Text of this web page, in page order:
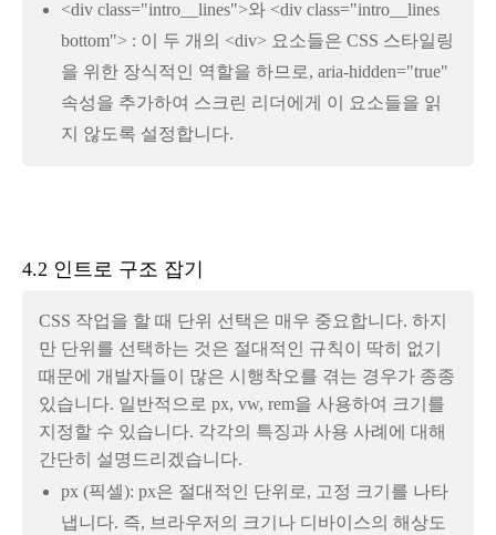
<div class="intro__lines">와 <div class="intro__lines
bottom"> : 이 두 개의 <div> 요소들은 CSS 스타일링
을 위한 장식적인 역할을 하므로, aria-hidden="true"
속성을 추가하여 스크린 리더에게 이 요소들을 읽
지 않도록 설정합니다.
4.2 인트로 구조 잡기
CSS 작업을 할 때 단위 선택은 매우 중요합니다. 하지
만 단위를 선택하는 것은 절대적인 규칙이 딱히 없기
때문에 개발자들이 많은 시행착오를 겪는 경우가 종종
있습니다. 일반적으로 px, vw, rem을 사용하여 크기를
지정할 수 있습니다. 각각의 특징과 사용 사례에 대해
간단히 설명드리겠습니다.
px (픽셀): px은 절대적인 단위로, 고정 크기를 나타
냅니다. 즉, 브라우저의 크기나 디바이스의 해상도